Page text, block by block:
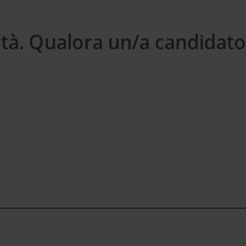
Qualora un/a